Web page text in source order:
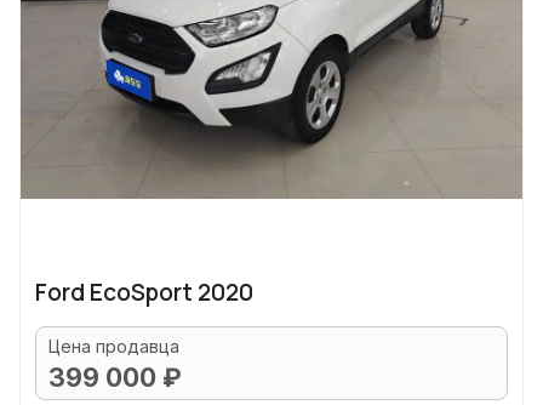
Ford EcoSport 2020
Цена продавца
399 000 ₽